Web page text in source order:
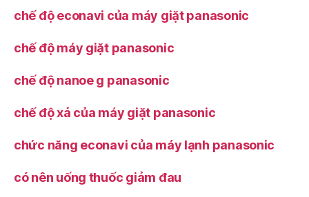
chế độ econavi của máy giặt panasonic
chế độ máy giặt panasonic
chế độ nanoe g panasonic
chế độ xả của máy giặt panasonic
chức năng econavi của máy lạnh panasonic
có nên uống thuốc giảm đau